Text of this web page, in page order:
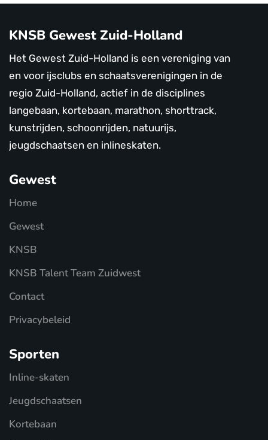
KNSB Gewest Zuid-Holland
Het Gewest Zuid-Holland is een vereniging van
en voor ijsclubs en schaatsverenigingen in de
regio Zuid-Holland, actief in de disciplines
langebaan, kortebaan, marathon, shorttrack,
kunstrijden, schoonrijden, natuurijs,
jeugdschaatsen en inlineskaten.
Gewest
Home
Gewest
KNSB
KNSB Talent Team Zuidwest
Contact
Privacybeleid
Sporten
Inline-skaten
Jeugdschaatsen
Kortebaan